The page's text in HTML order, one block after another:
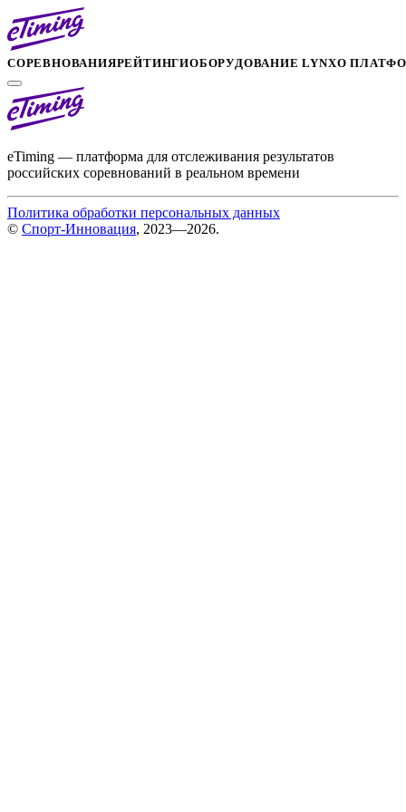
СОРЕВНОВАНИЯРЕЙТИНГИОБОРУДОВАНИЕ LYNXО
eTiming — платформа для отслеживания результатов
российских соревнований в реальном времени
Политика обработки персональных данных
© Спорт-Инновация, 2023—2026.